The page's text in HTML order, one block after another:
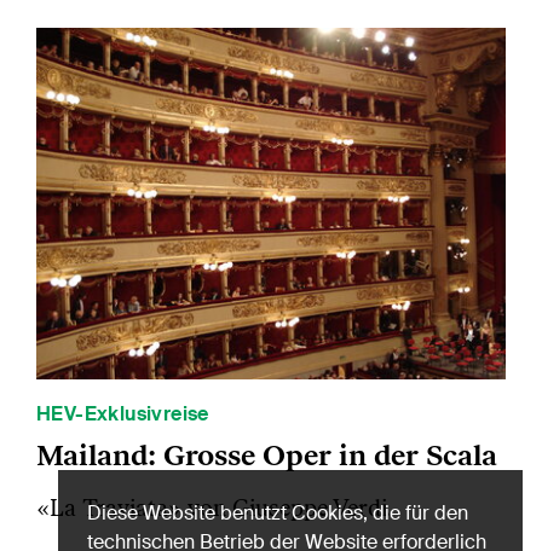
HEV-Exklusivreise
Mailand: Grosse Oper in der Scala
«La Traviata» von Giuseppe Verdi.
Diese Website benutzt Cookies, die für den
technischen Betrieb der Website erforderlich